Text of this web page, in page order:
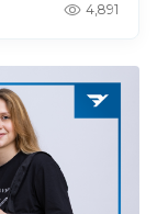
4,891